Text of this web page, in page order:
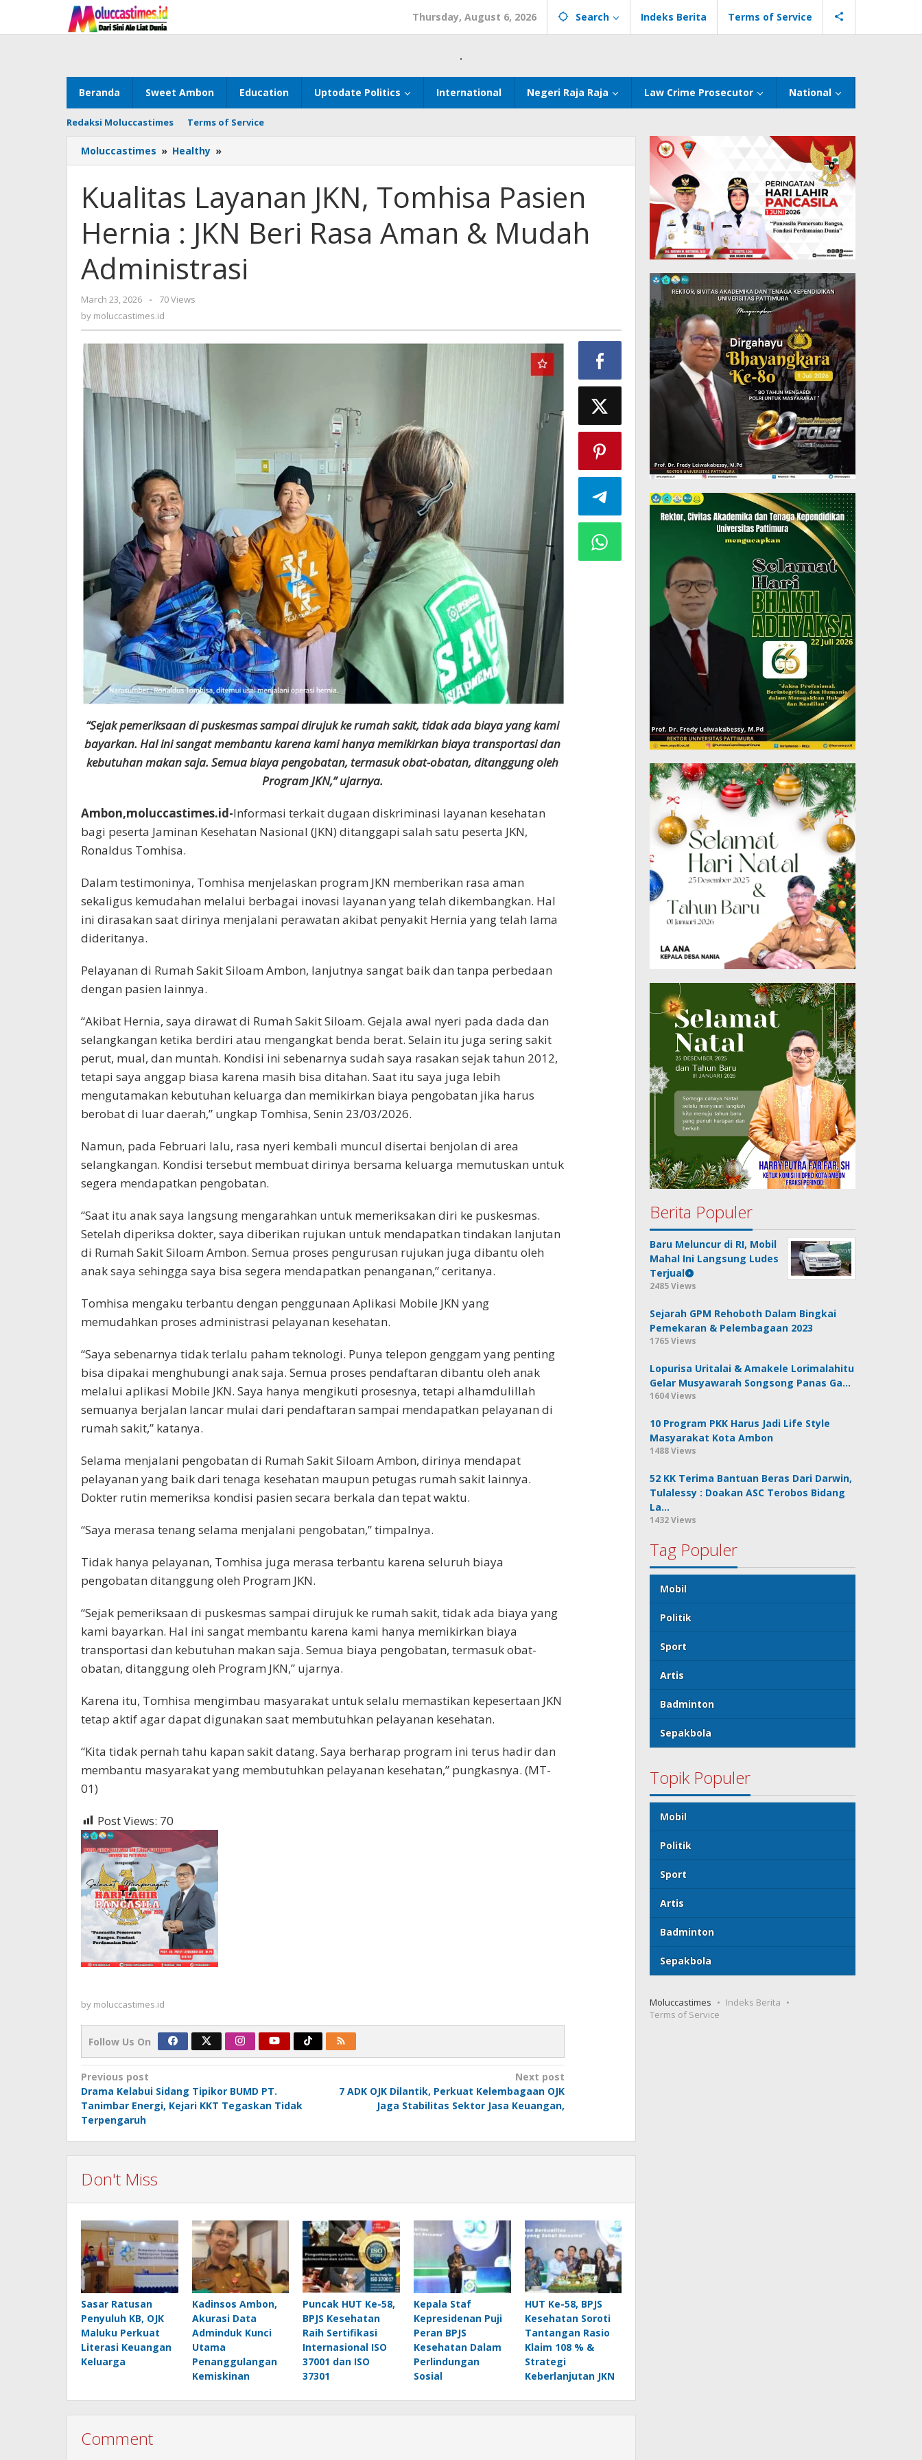
content
Thursday, August 6, 2026 Search Indeks Berita Terms of Service
.
Beranda Sweet Ambon Education Uptodate Politics International Negeri Raja Raja Law Crime Prosecutor National
Redaksi Moluccastimes Terms of Service
Moluccastimes » Healthy »
Layanan
Tomhisa
Pasien
Hernia
Beri
Rasa
Kualitas Layanan JKN, Tomhisa Pasien
Hernia : JKN Beri Rasa Aman & Mudah
Administrasi
March 23, 2026
by
moluccastimes.id
-
70 Views
by moluccastimes.id
“Sejak pemeriksaan di puskesmas sampai dirujuk ke rumah sakit, tidak ada biaya yang kami
bayarkan. Hal ini sangat membantu karena kami hanya memikirkan biaya transportasi dan
kebutuhan makan saja. Semua biaya pengobatan, termasuk obat-obatan, ditanggung oleh
Program JKN,” ujarnya.
Ambon,moluccastimes.id-Informasi terkait dugaan diskriminasi layanan kesehatan
bagi peserta Jaminan Kesehatan Nasional (JKN) ditanggapi salah satu peserta JKN,
Ronaldus Tomhisa.
Dalam testimoninya, Tomhisa menjelaskan program JKN memberikan rasa aman
sekaligus kemudahan melalui berbagai inovasi layanan yang telah dikembangkan. Hal
ini dirasakan saat dirinya menjalani perawatan akibat penyakit Hernia yang telah lama
dideritanya.
Pelayanan di Rumah Sakit Siloam Ambon, lanjutnya sangat baik dan tanpa perbedaan
dengan pasien lainnya.
“Akibat Hernia, saya dirawat di Rumah Sakit Siloam. Gejala awal nyeri pada dada dan
selangkangan ketika berdiri atau mengangkat benda berat. Selain itu juga sering sakit
perut, mual, dan muntah. Kondisi ini sebenarnya sudah saya rasakan sejak tahun 2012,
tetapi saya anggap biasa karena masih bisa ditahan. Saat itu saya juga lebih
mengutamakan kebutuhan keluarga dan memikirkan biaya pengobatan jika harus
berobat di luar daerah,” ungkap Tomhisa, Senin 23/03/2026.
Namun, pada Februari lalu, rasa nyeri kembali muncul disertai benjolan di area
selangkangan. Kondisi tersebut membuat dirinya bersama keluarga memutuskan untuk
segera mendapatkan pengobatan.
“Saat itu anak saya langsung mengarahkan untuk memeriksakan diri ke puskesmas.
Setelah diperiksa dokter, saya diberikan rujukan untuk mendapatkan tindakan lanjutan
di Rumah Sakit Siloam Ambon. Semua proses pengurusan rujukan juga dibantu oleh
anak saya sehingga saya bisa segera mendapatkan penanganan,” ceritanya.
Tomhisa mengaku terbantu dengan penggunaan Aplikasi Mobile JKN yang
memudahkan proses administrasi pelayanan kesehatan.
“Saya sebenarnya tidak terlalu paham teknologi. Punya telepon genggam yang penting
bisa dipakai menghubungi anak saja. Semua proses pendaftaran dibantu oleh anak
melalui aplikasi Mobile JKN. Saya hanya mengikuti prosesnya, tetapi alhamdulillah
semuanya berjalan lancar mulai dari pendaftaran sampai mendapatkan pelayanan di
rumah sakit,” katanya.
Selama menjalani pengobatan di Rumah Sakit Siloam Ambon, dirinya mendapat
pelayanan yang baik dari tenaga kesehatan maupun petugas rumah sakit lainnya.
Dokter rutin memeriksa kondisi pasien secara berkala dan tepat waktu.
“Saya merasa tenang selama menjalani pengobatan,” timpalnya.
Tidak hanya pelayanan, Tomhisa juga merasa terbantu karena seluruh biaya
pengobatan ditanggung oleh Program JKN.
“Sejak pemeriksaan di puskesmas sampai dirujuk ke rumah sakit, tidak ada biaya yang
kami bayarkan. Hal ini sangat membantu karena kami hanya memikirkan biaya
transportasi dan kebutuhan makan saja. Semua biaya pengobatan, termasuk obat-
obatan, ditanggung oleh Program JKN,” ujarnya.
Karena itu, Tomhisa mengimbau masyarakat untuk selalu memastikan kepesertaan JKN
tetap aktif agar dapat digunakan saat membutuhkan pelayanan kesehatan.
“Kita tidak pernah tahu kapan sakit datang. Saya berharap program ini terus hadir dan
membantu masyarakat yang membutuhkan pelayanan kesehatan,” pungkasnya. (MT-
01)
Post Views: 70
by moluccastimes.id
Follow Us On
Post
navigation
Previous post
Drama Kelabui Sidang Tipikor BUMD PT.
Tanimbar Energi, Kejari KKT Tegaskan Tidak
Terpengaruh
Next post
7 ADK OJK Dilantik, Perkuat Kelembagaan OJK
Jaga Stabilitas Sektor Jasa Keuangan,
Don't Miss
Sasar Ratusan
Penyuluh KB, OJK
Maluku Perkuat
Literasi Keuangan
Keluarga
Kadinsos Ambon,
Akurasi Data
Adminduk Kunci
Utama
Penanggulangan
Kemiskinan
Puncak HUT Ke-58,
BPJS Kesehatan
Raih Sertifikasi
Internasional ISO
37001 dan ISO
37301
Kepala Staf
Kepresidenan Puji
Peran BPJS
Kesehatan Dalam
Perlindungan
Sosial
HUT Ke-58, BPJS
Kesehatan Soroti
Tantangan Rasio
Klaim 108 % &
Strategi
Keberlanjutan JKN
Comment
Berita Populer
Baru Meluncur di RI, Mobil
Mahal Ini Langsung Ludes
Terjual
2485 Views
Sejarah GPM Rehoboth Dalam Bingkai
Pemekaran & Pelembagaan 2023
1765 Views
Lopurisa Uritalai & Amakele Lorimalahitu
Gelar Musyawarah Songsong Panas Ga…
1604 Views
10 Program PKK Harus Jadi Life Style
Masyarakat Kota Ambon
1488 Views
52 KK Terima Bantuan Beras Dari Darwin,
Tulalessy : Doakan ASC Terobos Bidang
La…
1432 Views
Tag Populer
Mobil
Politik
Sport
Artis
Badminton
Sepakbola
Topik Populer
Mobil
Politik
Sport
Artis
Badminton
Sepakbola
Moluccastimes
Indeks Berita
Terms of Service